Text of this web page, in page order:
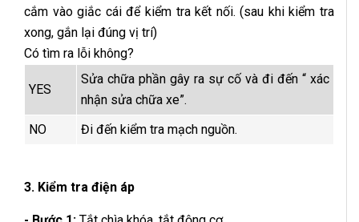
cắm vào giắc cái để kiểm tra kết nối. (sau khi kiểm tra
xong, gắn lại đúng vị trí)
Có tìm ra lỗi không?
YES
Sửa chữa phần gây ra sự cố và đi đến “ xác
nhận sửa chữa xe”.
NO
Đi đến kiểm tra mạch nguồn.
3. Kiểm tra điện áp